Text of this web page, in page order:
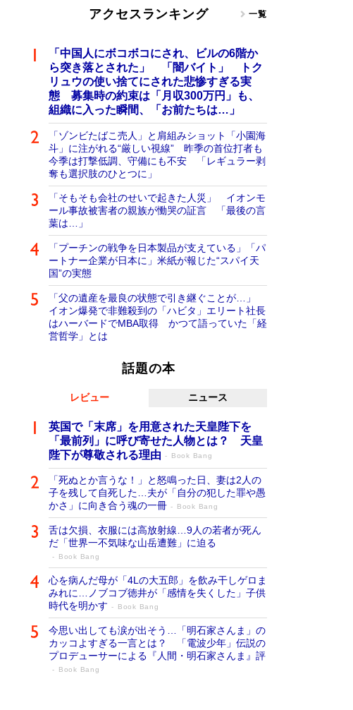
アクセスランキング 一覧
「中国人にボコボコにされ、ビルの6階か
ら突き落とされた」 「闇バイト」 トク
リュウの使い捨てにされた悲惨すぎる実
態 募集時の約束は「月収300万円」も、
組織に入った瞬間、「お前たちは…」
「ゾンビたばこ売人」と肩組みショット「小園海
斗」に注がれる“厳しい視線” 昨季の首位打者も
今季は打撃低調、守備にも不安 「レギュラー剥
奪も選択肢のひとつに」
「そもそも会社のせいで起きた人災」 イオンモ
ール事故被害者の親族が慟哭の証言 「最後の言
葉は…」
「プーチンの戦争を日本製品が支えている」「パ
ートナー企業が日本に」米紙が報じた“スパイ天
国”の実態
「父の遺産を最良の状態で引き継ぐことが…」
イオン爆発で非難殺到の「ハビタ」エリート社長
はハーバードでMBA取得 かつて語っていた「経
営哲学」とは
話題の本
レビュー ニュース
英国で「末席」を用意された天皇陛下を
「最前列」に呼び寄せた人物とは？ 天皇
陛下が尊敬される理由
Book Bang
「死ぬとか言うな！」と怒鳴った日、妻は2人の
子を残して自死した…夫が「自分の犯した罪や愚
かさ」に向き合う魂の一冊
Book Bang
舌は欠損、衣服には高放射線…9人の若者が死ん
だ「世界一不気味な山岳遭難」に迫る
Book Bang
心を病んだ母が「4Lの大五郎」を飲み干しゲロま
みれに…ノブコブ徳井が「感情を失くした」子供
時代を明かす
Book Bang
今思い出しても涙が出そう…「明石家さんま」の
カッコよすぎる一言とは？ 「電波少年」伝説の
プロデューサーによる『人間・明石家さんま』評
Book Bang